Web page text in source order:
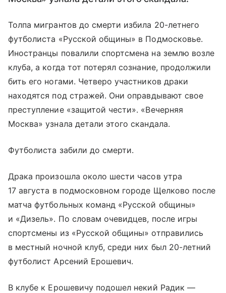
Толпа мигрантов до смерти избила 20-летнего
футболиста «Русской общины» в Подмосковье.
Иностранцы повалили спортсмена на землю возле
клуба, а когда тот потерял сознание, продолжили
бить его ногами. Четверо участников драки
находятся под стражей. Они оправдывают свое
преступление «защитой чести». «Вечерняя
Москва» узнала детали этого скандала.
Футболиста забили до смерти.
Драка произошла около шести часов утра
17 августа в подмосковном городе Щелково после
матча футбольных команд «Русской общины»
и «Дизель». По словам очевидцев, после игры
спортсмены из «Русской общины» отправились
в местный ночной клуб, среди них был 20-летний
футболист Арсений Ерошевич.
В клубе к Ерошевичу подошел некий Радик —